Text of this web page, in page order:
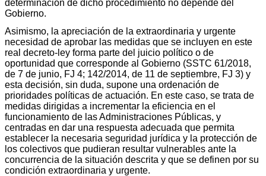
determinación de dicho procedimiento no depende del
Gobierno.
Asimismo, la apreciación de la extraordinaria y urgente
necesidad de aprobar las medidas que se incluyen en este
real decreto-ley forma parte del juicio político o de
oportunidad que corresponde al Gobierno (SSTC 61/2018,
de 7 de junio, FJ 4; 142/2014, de 11 de septiembre, FJ 3) y
esta decisión, sin duda, supone una ordenación de
prioridades políticas de actuación. En este caso, se trata de
medidas dirigidas a incrementar la eficiencia en el
funcionamiento de las Administraciones Públicas, y
centradas en dar una respuesta adecuada que permita
establecer la necesaria seguridad jurídica y la protección de
los colectivos que pudieran resultar vulnerables ante la
concurrencia de la situación descrita y que se definen por su
condición extraordinaria y urgente.